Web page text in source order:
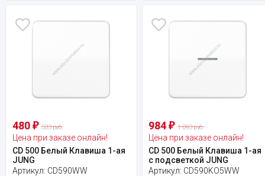
480 ₽ 533 руб.
Цена при заказе онлайн!
CD 500 Белый Клавиша 1-ая
JUNG
Артикул: CD590WW
984₽ 1 093 руб.
Цена при заказе онлайн!
CD 500 Белый Клавиша 1-ая
с подсветкой JUNG
Артикул: CD590KO5WW